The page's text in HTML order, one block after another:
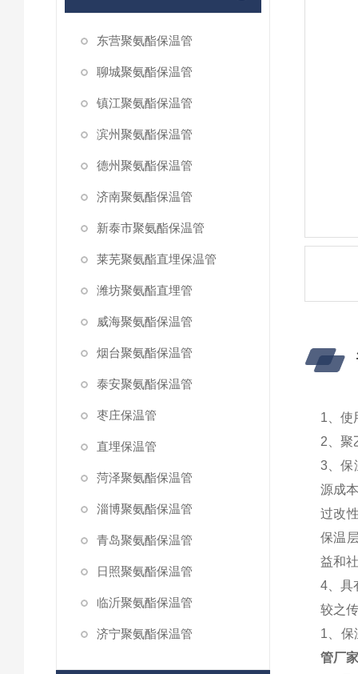
东营聚氨酯保温管
聊城聚氨酯保温管
镇江聚氨酯保温管
滨州聚氨酯保温管
德州聚氨酯保温管
济南聚氨酯保温管
新泰市聚氨酯保温管
莱芜聚氨酯直埋保温管
潍坊聚氨酯直埋管
威海聚氨酯保温管
烟台聚氨酯保温管
泰安聚氨酯保温管
枣庄保温管
直埋保温管
菏泽聚氨酯保温管
淄博聚氨酯保温管
青岛聚氨酯保温管
日照聚氨酯保温管
临沂聚氨酯保温管
济宁聚氨酯保温管
1、使
2、聚
3、保
源成
过改
保温
益和
4、具
较之
1、
管厂